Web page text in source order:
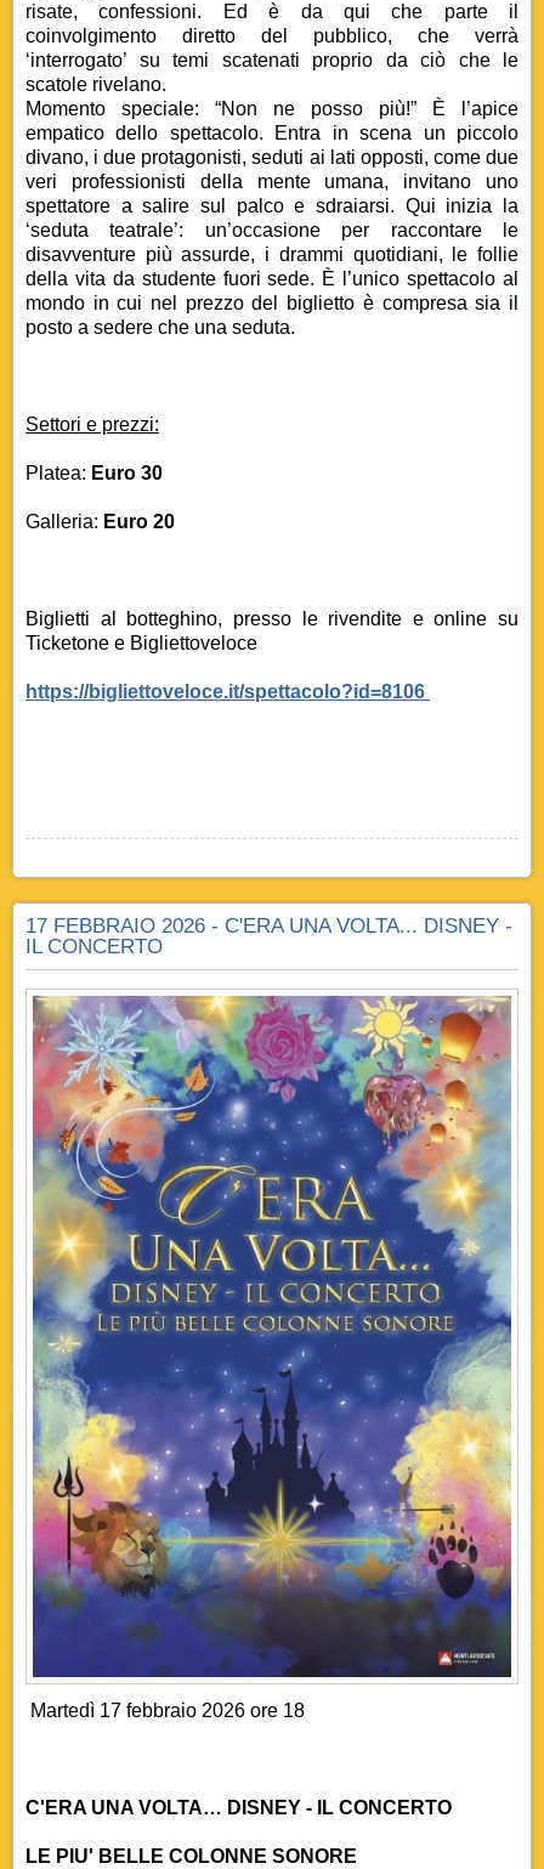
risate, confessioni. Ed è da qui che parte il
coinvolgimento diretto del pubblico, che verrà
‘interrogato’ su temi scatenati proprio da ciò che le
scatole rivelano.
Momento speciale: “Non ne posso più!” È l’apice
empatico dello spettacolo. Entra in scena un piccolo
divano, i due protagonisti, seduti ai lati opposti, come due
veri professionisti della mente umana, invitano uno
spettatore a salire sul palco e sdraiarsi. Qui inizia la
‘seduta teatrale’: un’occasione per raccontare le
disavventure più assurde, i drammi quotidiani, le follie
della vita da studente fuori sede. È l’unico spettacolo al
mondo in cui nel prezzo del biglietto è compresa sia il
posto a sedere che una seduta.
Settori e prezzi:
Platea: Euro 30
Galleria: Euro 20
Biglietti al botteghino, presso le rivendite e online su
Ticketone e Bigliettoveloce
https://bigliettoveloce.it/spettacolo?id=8106
17 FEBBRAIO 2026 - C'ERA UNA VOLTA... DISNEY -
IL CONCERTO
Martedì 17 febbraio 2026 ore 18
C'ERA UNA VOLTA… DISNEY - IL CONCERTO
LE PIU' BELLE COLONNE SONORE